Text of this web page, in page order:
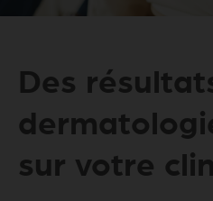
Des
sur votre